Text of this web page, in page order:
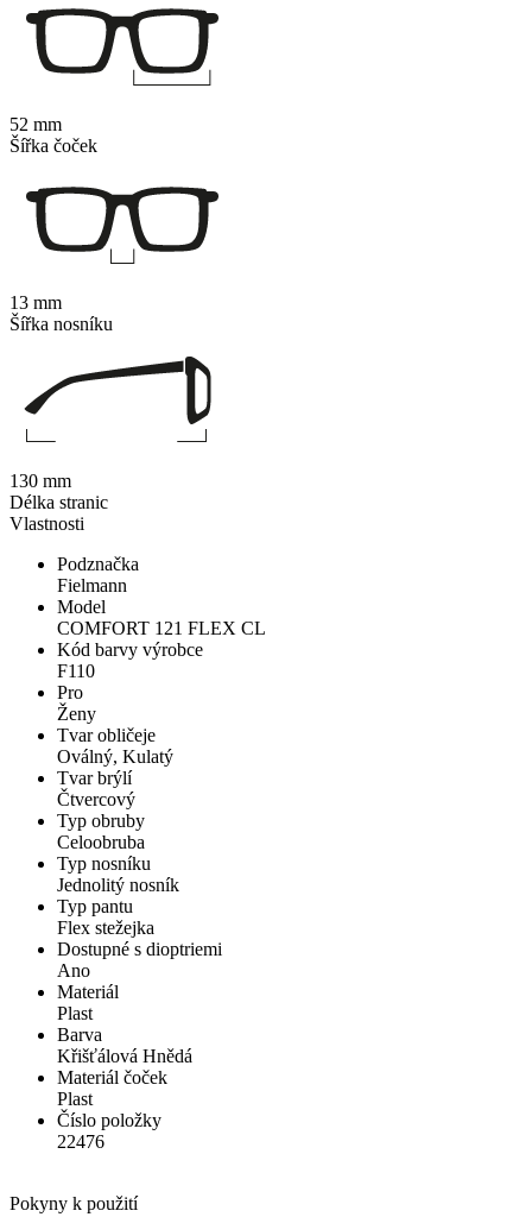
Vlastnosti
Podznačka
Fielmann
Model
COMFORT 121 FLEX CL
Kód barvy výrobce
F110
Pro
Ženy
Tvar obličeje
Oválný, Kulatý
Tvar brýlí
Čtvercový
Typ obruby
Celoobruba
Typ nosníku
Jednolitý nosník
Typ pantu
Flex stežejka
Dostupné s dioptriemi
Ano
Materiál
Plast
Barva
Křišťálová Hnědá
Materiál čoček
Plast
Číslo položky
22476
Pokyny k použití
52 mm
Šířka čoček
13 mm
Šířka nosníku
130 mm
Délka stranic